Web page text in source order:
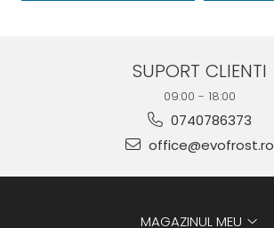
SUPORT CLIENTI
09:00 - 18:00
0740786373
office@evofrost.ro
MAGAZINUL MEU